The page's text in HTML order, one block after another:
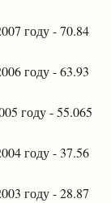
году - 70.84
году - 63.93
году - 55.065
году - 37.56
году - 28.87